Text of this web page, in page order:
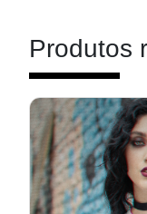
Produtos